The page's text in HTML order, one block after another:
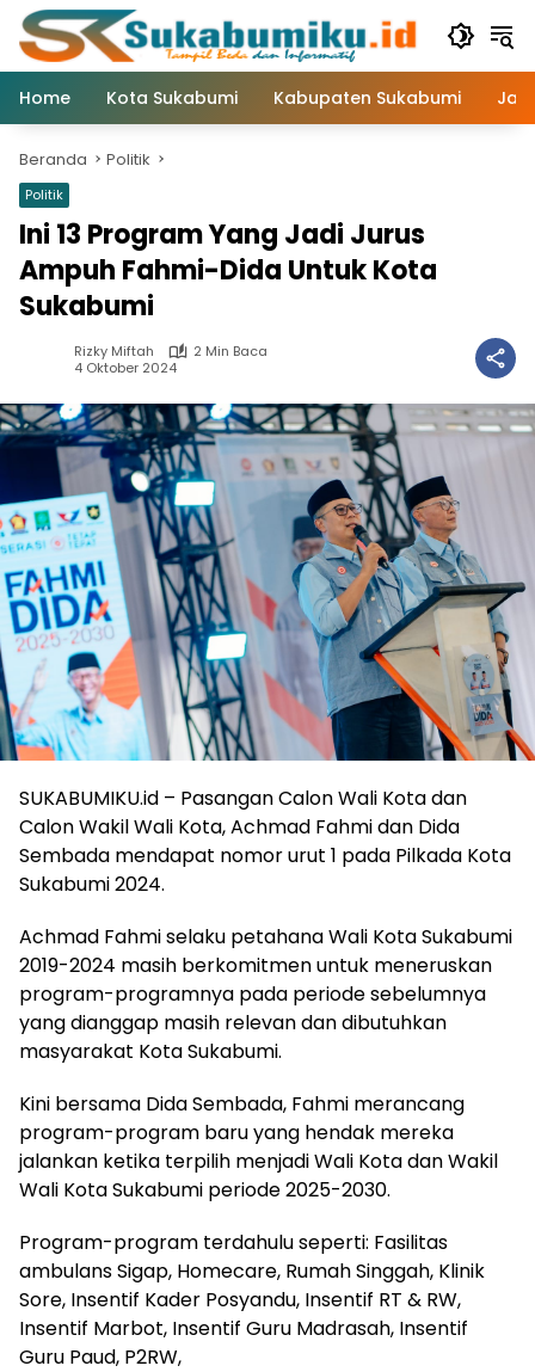
Langsung
konten
Home
Kota Sukabumi Kabupaten Sukabumi
Beranda Politik
Politik
Ini 13 Program Yang Jadi Jurus
Ampuh Fahmi-Dida Untuk Kota
Sukabumi
Rizky Miftah
2 Min Baca
4 Oktober 2024
SUKABUMIKU.id – Pasangan Calon Wali Kota dan
Calon Wakil Wali Kota, Achmad Fahmi dan Dida
Sembada mendapat nomor urut 1 pada Pilkada Kota
Sukabumi 2024.
Achmad Fahmi selaku petahana Wali Kota Sukabumi
2019-2024 masih berkomitmen untuk meneruskan
program-programnya pada periode sebelumnya
yang dianggap masih relevan dan dibutuhkan
masyarakat Kota Sukabumi.
Kini bersama Dida Sembada, Fahmi merancang
program-program baru yang hendak mereka
jalankan ketika terpilih menjadi Wali Kota dan Wakil
Wali Kota Sukabumi periode 2025-2030.
Program-program terdahulu seperti: Fasilitas
ambulans Sigap, Homecare, Rumah Singgah, Klinik
Sore, Insentif Kader Posyandu, Insentif RT & RW,
Insentif Marbot, Insentif Guru Madrasah, Insentif
Guru Paud, P2RW,